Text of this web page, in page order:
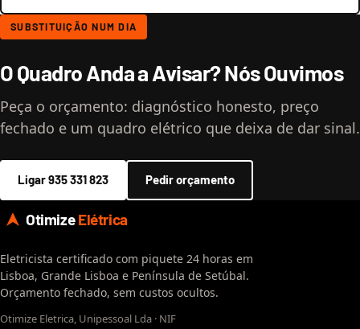
SUBSTITUIÇÃO NUM DIA
O Quadro Anda a Avisar? Nós Ouvimos
Peça o orçamento: diagnóstico honesto, preço
fechado e um quadro elétrico que deixa de dar sinal.
Ligar 935 331 823 Pedir orçamento
OtimizeElétrica
Eletricista certificado com piquete 24 horas em
Lisboa, Grande Lisboa e Península de Setúbal.
Orçamento fechado, sem custos ocultos.
Otimize Eletrica, Unipessoal Lda · NIF